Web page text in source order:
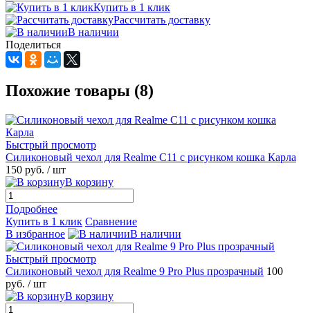
Купить в 1 клик
Рассчитать доставку
В наличии
Поделиться
Похожие товары (8)
Быстрый просмотр
Силиконовый чехол для Realme C11 с рисунком кошка Карла
150 руб. / шт
В корзину
Подробнее
Купить в 1 клик Сравнение
В избранное
В наличии
Быстрый просмотр
Силиконовый чехол для Realme 9 Pro Plus прозрачный 100
руб. / шт
В корзину